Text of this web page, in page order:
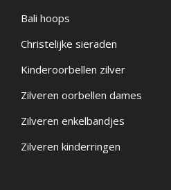
Bali hoops
Christelijke sieraden
Kinderoorbellen zilver
Zilveren oorbellen dames
Zilveren enkelbandjes
Zilveren kinderringen